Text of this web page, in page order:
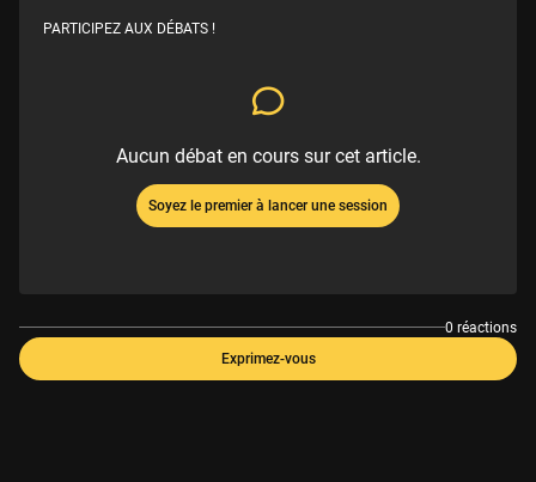
PARTICIPEZ AUX DÉBATS !
Aucun débat en cours sur cet article.
Soyez le premier à lancer une session
0 réactions
Exprimez-vous